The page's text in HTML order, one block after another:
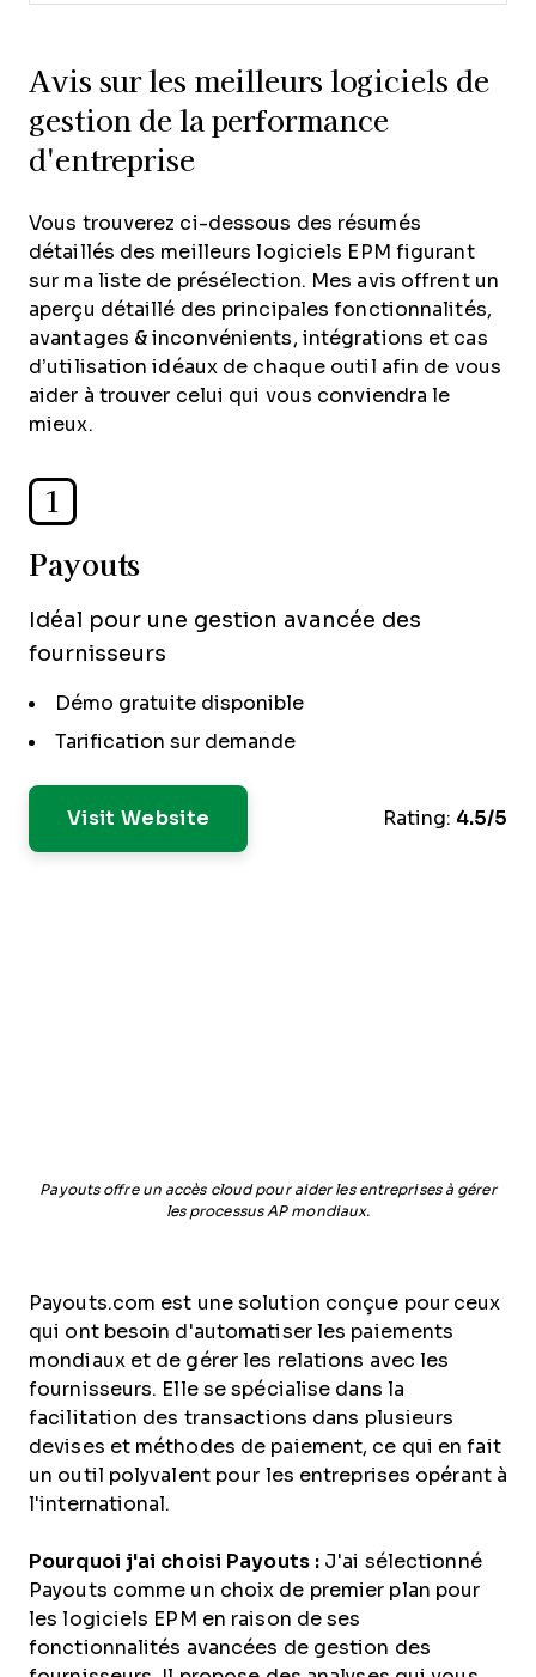
Avis sur les meilleurs logiciels de
gestion de la performance
d'entreprise
Vous trouverez ci-dessous des résumés
détaillés des meilleurs logiciels EPM figurant
sur ma liste de présélection. Mes avis offrent un
aperçu détaillé des principales fonctionnalités,
avantages & inconvénients, intégrations et cas
d’utilisation idéaux de chaque outil afin de vous
aider à trouver celui qui vous conviendra le
mieux.
1
Payouts
Idéal pour une gestion avancée des
fournisseurs
Démo gratuite disponible
Tarification sur demande
Visit Website Rating: 4.5/5
Payouts offre un accès cloud pour aider les entreprises à gérer
les processus AP mondiaux.
Payouts.com est une solution conçue pour ceux
qui ont besoin d'automatiser les paiements
mondiaux et de gérer les relations avec les
fournisseurs. Elle se spécialise dans la
facilitation des transactions dans plusieurs
devises et méthodes de paiement, ce qui en fait
un outil polyvalent pour les entreprises opérant à
l'international.
Pourquoi j'ai choisi Payouts : J'ai sélectionné
Payouts comme un choix de premier plan pour
les logiciels EPM en raison de ses
fonctionnalités avancées de gestion des